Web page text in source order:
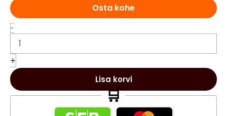
Osta kohe
-
vaha
disainküünal
Angel
blue
kogus
+
Lisa korvi
🛒